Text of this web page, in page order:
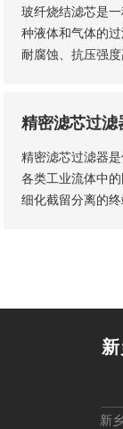
玻纤烧结滤芯是
种液体和气体的
耐腐蚀、抗压强
精密滤芯过滤
精密滤芯过滤器
各类工业流体中
细化截留分离的
新